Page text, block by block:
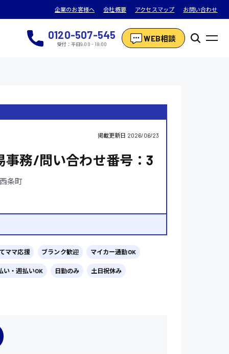
企業のお客様へ 会社概要 アクセスマップ お問い合わせ
0120-507-545
受付：平日9:00 - 18:00
WEB相談
掲載更新日 2026/06/23
務/問い合わせ番号：3
条町
ママ応援 ブランク歓迎 マイカー通勤OK
い・週払いOK 日勤のみ 土日祝休み